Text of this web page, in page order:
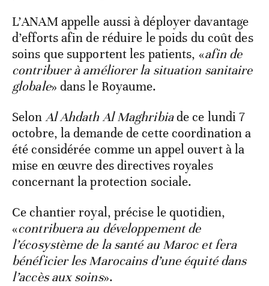
L’ANAM appelle aussi à déployer davantage
d’efforts afin de réduire le poids du coût des
soins que supportent les patients, «afin de
contribuer à améliorer la situation sanitaire
globale» dans le Royaume.
SelonAl Ahdath Al Maghribiade ce lundi 7
octobre, la demande de cette coordination a
été considérée comme un appel ouvert à la
mise en œuvre des directives royales
concernant la protection sociale.
Ce chantier royal, précise le quotidien,
«contribuera au développement de
l’écosystème de la santé au Maroc et fera
bénéficier les Marocains d’une équité dans
l’accès aux soins».